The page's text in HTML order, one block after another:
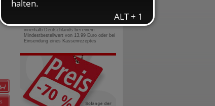
gebührenfreie Rufnummer
innerhalb Deutschlands bei einem
Mindestbestellwert von 13,99 Euro oder bei
Einsendung eines Kassenrezeptes